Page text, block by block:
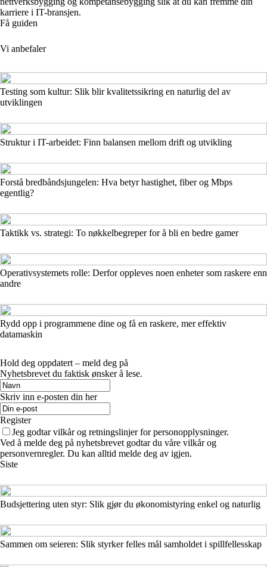
karriere i IT-bransjen.
Få guiden
Vi anbefaler
Testing som kultur: Slik blir kvalitetssikring en naturlig del av
utviklingen
Struktur i IT-arbeidet: Finn balansen mellom drift og utvikling
Forstå bredbåndsjungelen: Hva betyr hastighet, fiber og Mbps
egentlig?
Taktikk vs. strategi: To nøkkelbegreper for å bli en bedre gamer
Operativsystemets rolle: Derfor oppleves noen enheter som raskere enn
andre
Rydd opp i programmene dine og få en raskere, mer effektiv
datamaskin
Hold deg oppdatert – meld deg på
Nyhetsbrevet du faktisk ønsker å lese.
Skriv inn e-posten din her
Register
Jeg godtar vilkår og retningslinjer for personopplysninger.
Ved å melde deg på nyhetsbrevet godtar du våre vilkår og
personvernregler. Du kan alltid melde deg av igjen.
Siste
Budsjettering uten styr: Slik gjør du økonomistyring enkel og naturlig
Sammen om seieren: Slik styrker felles mål samholdet i spillfellesskap